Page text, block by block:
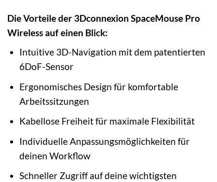
Die Vorteile der 3Dconnexion SpaceMouse Pro
Wireless auf einen Blick:
Intuitive 3D-Navigation mit dem patentierten
6DoF-Sensor
Ergonomisches Design für komfortable
Arbeitssitzungen
Kabellose Freiheit für maximale Flexibilität
Individuelle Anpassungsmöglichkeiten für
deinen Workflow
Schneller Zugriff auf deine wichtigsten